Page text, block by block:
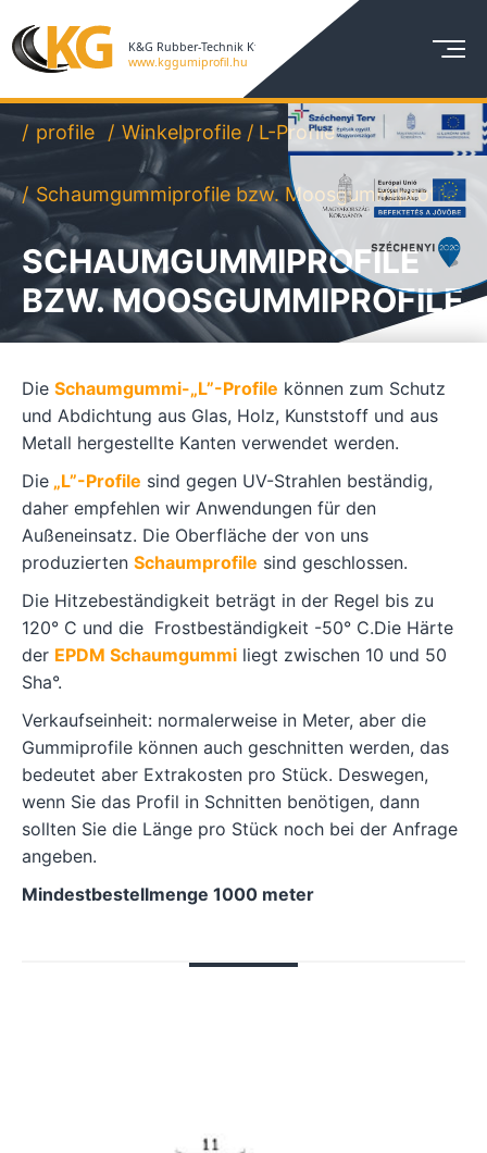
profile Winkelprofile / L-Profile
Schaumgummiprofile bzw. Moosgummiprofile
SCHAUMGUMMIPROFILE
BZW. MOOSGUMMIPROFILE
Die Schaumgummi-„L”-Profile können zum Schutz
und Abdichtung aus Glas, Holz, Kunststoff und aus
Metall hergestellte Kanten verwendet werden.
Die „L”-Profile sind gegen UV-Strahlen beständig,
daher empfehlen wir Anwendungen für den
Außeneinsatz. Die Oberfläche der von uns
produzierten Schaumprofile sind geschlossen.
Die Hitzebeständigkeit beträgt in der Regel bis zu
120° C und die Frostbeständigkeit -50° C.Die Härte
der EPDM Schaumgummi liegt zwischen 10 und 50
Sha°.
Verkaufseinheit: normalerweise in Meter, aber die
Gummiprofile können auch geschnitten werden, das
bedeutet aber Extrakosten pro Stück. Deswegen,
wenn Sie das Profil in Schnitten benötigen, dann
sollten Sie die Länge pro Stück noch bei der Anfrage
angeben.
Mindestbestellmenge 1000 meter